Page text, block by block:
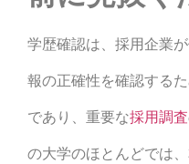
学歴確認は、採用企業
報の正確性を確認する
であり、重要な採用調査
の大学のほとんどでは